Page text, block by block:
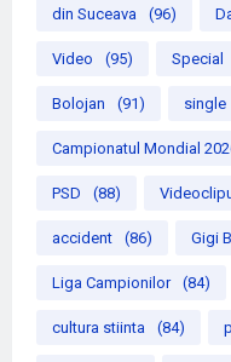
din Suceava (96)
Video (95) Special
Bolojan (91) single
Campionatul Mondial
PSD (88)
accident (86) Gigi
Liga Campionilor (84)
cultura stiinta (84)